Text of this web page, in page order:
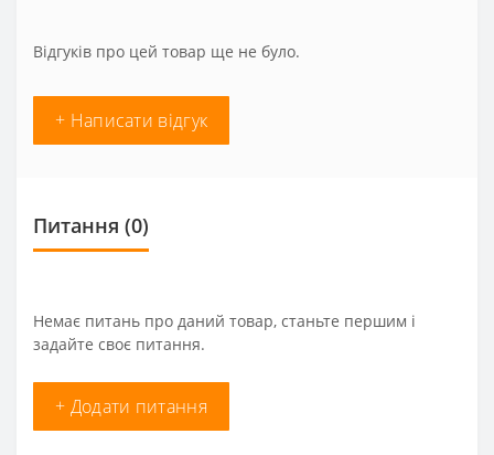
Відгуків про цей товар ще не було.
+ Написати відгук
Питання (0)
Немає питань про даний товар, станьте першим і
задайте своє питання.
+ Додати питання